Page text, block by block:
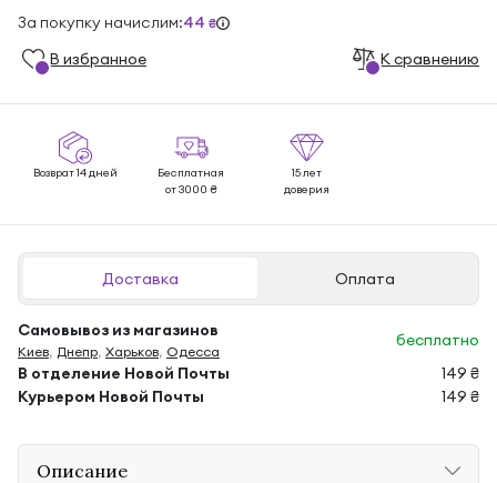
За покупку начислим:44 ₴
В избранноe К сравнению
Возврат 14 дней
Бесплатная
от 3000 ₴
15 лет
доверия
Доставка Оплата
Самовывоз из магазинов
Киев, Днепр, Харьков, Одесса
бесплатно
В отделение Новой Почты
149 ₴
Курьером Новой Почты
149 ₴
Описание